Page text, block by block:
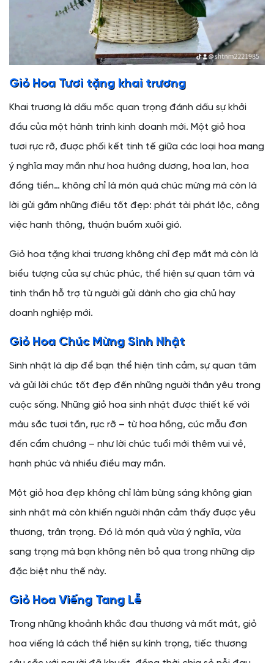
Giỏ Hoa Tươi tặng khai trương
Khai trương là dấu mốc quan trọng đánh dấu sự khởi
đầu của một hành trình kinh doanh mới. Một giỏ hoa
tươi rực rỡ, được phối kết tinh tế giữa các loại hoa mang
ý nghĩa may mắn như hoa hướng dương, hoa lan, hoa
đồng tiền… không chỉ là món quà chúc mừng mà còn là
lời gửi gắm những điều tốt đẹp: phát tài phát lộc, công
việc hanh thông, thuận buồm xuôi gió.
Giỏ hoa tặng khai trương không chỉ đẹp mắt mà còn là
biểu tượng của sự chúc phúc, thể hiện sự quan tâm và
tinh thần hỗ trợ từ người gửi dành cho gia chủ hay
doanh nghiệp mới.
Giỏ Hoa Chúc Mừng Sinh Nhật
Sinh nhật là dịp để bạn thể hiện tình cảm, sự quan tâm
và gửi lời chúc tốt đẹp đến những người thân yêu trong
cuộc sống. Những giỏ hoa sinh nhật được thiết kế với
màu sắc tươi tắn, rực rỡ – từ hoa hồng, cúc mẫu đơn
đến cẩm chướng – như lời chúc tuổi mới thêm vui vẻ,
hạnh phúc và nhiều điều may mắn.
Một giỏ hoa đẹp không chỉ làm bừng sáng không gian
sinh nhật mà còn khiến người nhận cảm thấy được yêu
thương, trân trọng. Đó là món quà vừa ý nghĩa, vừa
sang trọng mà bạn không nên bỏ qua trong những dịp
đặc biệt như thế này.
Giỏ Hoa Viếng Tang Lễ
Trong những khoảnh khắc đau thương và mất mát, giỏ
hoa viếng là cách thể hiện sự kính trọng, tiếc thương